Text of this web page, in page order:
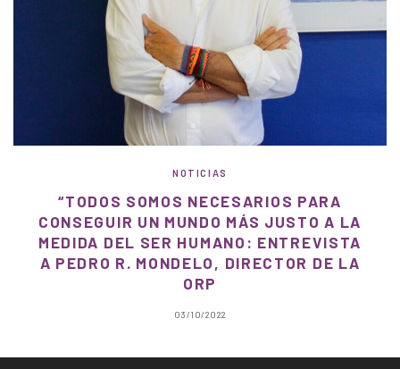
NOTICIAS
“TODOS SOMOS NECESARIOS PARA
CONSEGUIR UN MUNDO MÁS JUSTO A LA
MEDIDA DEL SER HUMANO: ENTREVISTA
A PEDRO R. MONDELO, DIRECTOR DE LA
ORP
03/10/2022